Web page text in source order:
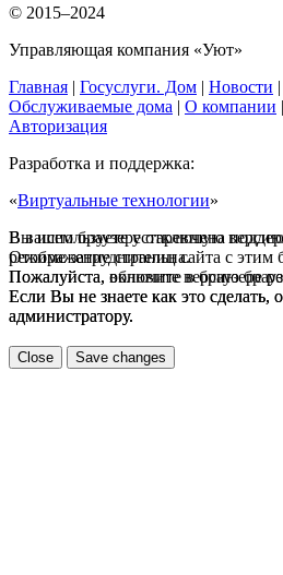
© 2015–2024
Управляющая компания «Уют»
Главная | Госуслуги. Дом | Новости |
Обслуживаемые дома | О компании |
Авторизация
Разработка и поддержка:
«Виртуальные технологии»
В вашем браузере отключена
режиме затруднительна.
Пожалуйста, включите в браузере
Если Вы не знаете как это сделать,
администратору.
Вы используете устаревшую версию
Отображение страниц сайта с этим
Пожалуйста, обновите версию
Если Вы не знаете как это сделать,
администратору.
Close Save changes